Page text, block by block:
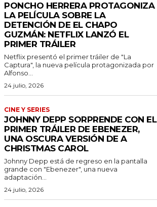
PONCHO HERRERA PROTAGONIZA
LA PELÍCULA SOBRE LA
DETENCIÓN DE EL CHAPO
GUZMÁN: NETFLIX LANZÓ EL
PRIMER TRÁILER
Netflix presentó el primer tráiler de "La
Captura", la nueva película protagonizada por
Alfonso...
24 julio, 2026
CINE Y SERIES
JOHNNY DEPP SORPRENDE CON EL
PRIMER TRÁILER DE EBENEZER,
UNA OSCURA VERSIÓN DE A
CHRISTMAS CAROL
Johnny Depp está de regreso en la pantalla
grande con "Ebenezer", una nueva
adaptación...
24 julio, 2026